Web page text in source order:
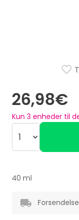
26,98€
Kun 3 enheder til
40 ml